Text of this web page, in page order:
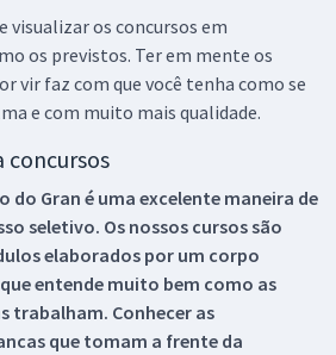
visualizar os concursos em
os previstos. Ter em mente os
vir faz com que você tenha como se
e com muito mais qualidade.
concursos
do Gran é uma excelente maneira de
seletivo. Os nossos cursos são
elaborados por um corpo
entende muito bem como as
trabalham. Conhecer as
que tomam a frente da